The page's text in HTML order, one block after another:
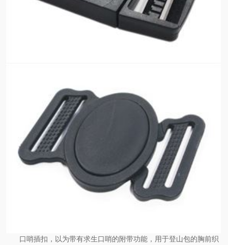
口哨插扣，以为带有求生口哨的附带功能，用于登山包的胸前织